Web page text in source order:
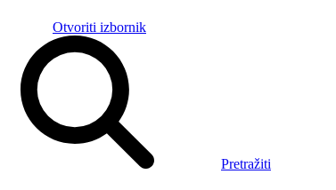
Otvoriti izbornik
Pretražiti